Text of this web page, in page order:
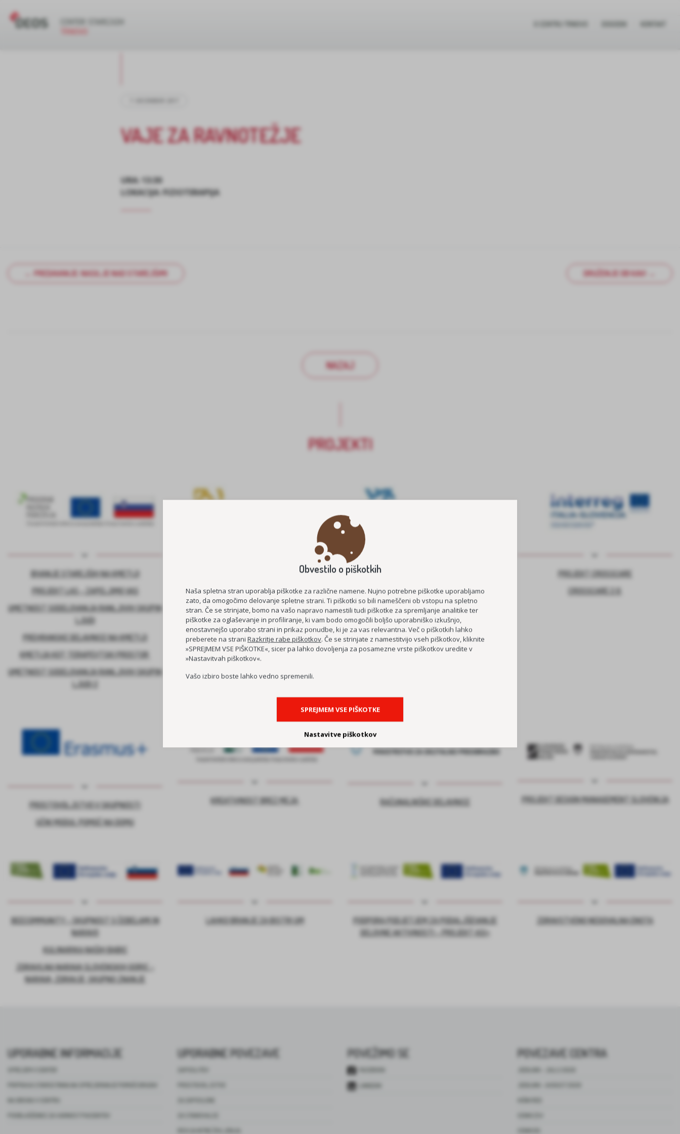
VAJE ZA RAVNOTEŽJE
URA: 13:30
LOKACIJA: FIZIOTERAPIJA
← PREDAVANJE: NASILJE NAD STAREJŠIMI DRUŽENJE OB KAVI →
NAZAJ
PROJEKTI
BIVANJE STAREJŠIH NA KMETIJI
PROJEKT LAS – ZAPELJIMO VAS
UMETNOST SODELOVANJA RANLJIVIH SKUPIN
LJUDI
PREHRANSKE DELAVNICE NA KMETIJI
KMETIJA KOT TERAPEVTSKI PROSTOR
UMETNOST SODELOVANJA RANLJIVIH SKUPIN
LJUDI 2
KADROVSKE ŠTIPENDIJE 2026/2027
KOC AS
MEDGENERACIJSKO POVEZOVANJE ZA VARNO
STAROST
ČUTIM – ŽIVIM
DEMENCI PRIJAZNA TOČKA
MEDGENERACIJSKO SREDIŠČE PRI OŠ HORJUL
MREŽA BREZPLAČNIH E-PREVOZOV
PROJEKT CROSSCARE
CROSSCARE 2.0
PROSTOVOLJSTVO V SKUPNOSTI
UČNI MODUL POMOČ NA DOMU
KREATIVNOST BREZ MEJA RAČUNALNIŠKE DELAVNICE PROJEKT DESIGN MANAGEMENT SLOVENIJA
BEECOMMUNITY – SKUPNOST S ČEBELAMI IN
NARAVO
KULINARIKA NAŠIH BABIC
ZDRAVILNA NARAVA SLOVENSKIH GORIC –
NARAVA, ZDRAVJE, SKUPNO ZNANJE
LAHKO BRANJE ZA BISTRI UM
PODPORA PODJETJEM ZA PODALJŠEVANJE
DELOVNE AKTIVNOSTI – PROJEKT ASI+
ZDRAVSTVENO NEGOVALNA ENOTA
UPORABNE INFORMACIJE UPORABNE POVEZAVE POVEŽIMO SE
FACEBOOK
POVEZAVE CENTRA
Obvestilo o piškotkih
Naša spletna stran uporablja piškotke za različne namene. Nujno potrebne piškotke uporabljamo
zato, da omogočimo delovanje spletne strani. Ti piškotki so bili nameščeni ob vstopu na spletno
stran. Če se strinjate, bomo na vašo napravo namestili tudi piškotke za spremljanje analitike ter
piškotke za oglaševanje in profiliranje, ki vam bodo omogočili boljšo uporabniško izkušnjo,
enostavnejšo uporabo strani in prikaz ponudbe, ki je za vas relevantna. Več o piškotkih lahko
preberete na strani Razkritje rabe piškotkov. Če se strinjate z namestitvijo vseh piškotkov, kliknite
»SPREJMEM VSE PIŠKOTKE«, sicer pa lahko dovoljenja za posamezne vrste piškotkov uredite v
»Nastavitvah piškotkov«.
Vašo izbiro boste lahko vedno spremenili.
SPREJMEM VSE PIŠKOTKE
Nastavitve piškotkov